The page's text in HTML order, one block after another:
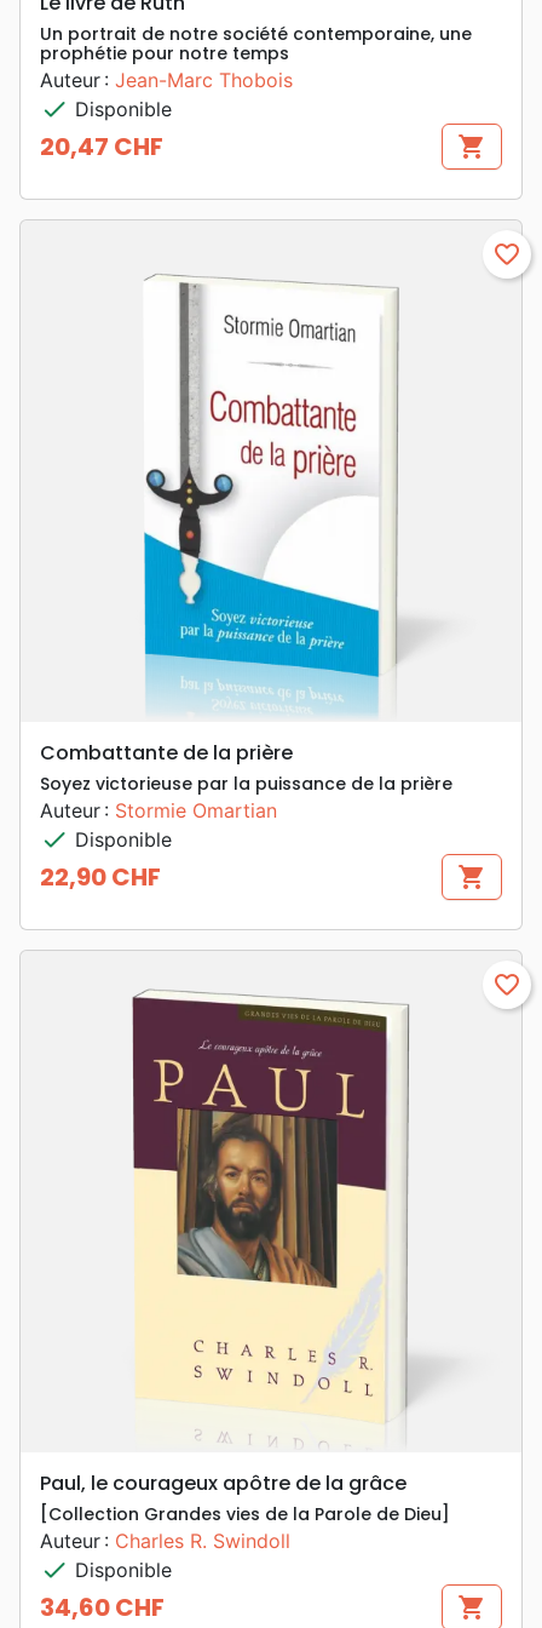
Un portrait de notre société contemporaine, une
prophétie pour notre temps
Auteur : Jean-Marc Thobois
check Disponible
Prix
20,47 CHF shopping_cart
favorite_border
Combattante de la prière
Soyez victorieuse par la puissance de la prière
Auteur : Stormie Omartian
check Disponible
Prix
22,90 CHF shopping_cart
favorite_border
Paul, le courageux apôtre de la grâce
[Collection Grandes vies de la Parole de Dieu]
Auteur : Charles R. Swindoll
check Disponible
Prix
34,60 CHF shopping_cart